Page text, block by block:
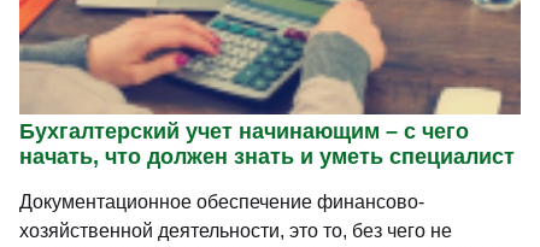
Бухгалтерский учет начинающим – с чего
начать, что должен знать и уметь специалист
Документационное обеспечение финансово-
хозяйственной деятельности, это то, без чего не